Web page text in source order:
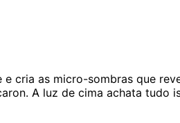
cria as micro-sombras que
A luz de cima achata tudo